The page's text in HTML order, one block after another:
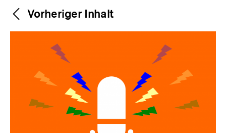
Weitere
Inhalte
Content-
Navigation
Vorheriger Inhalt